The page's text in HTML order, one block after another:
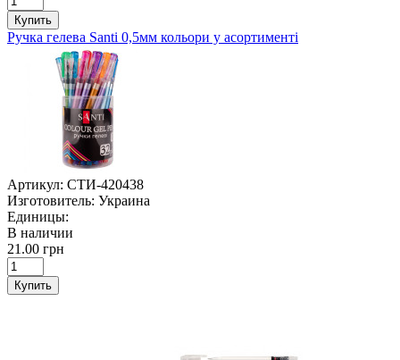
Купить
Ручка гелева Santi 0,5мм кольори у асортименті
Артикул: СТИ-420438
Изготовитель: Украина
Единицы:
В наличии
21.00 грн
Купить